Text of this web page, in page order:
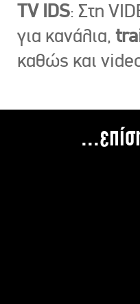
TV IDS: Στη
για κανάλια,
καθώς και